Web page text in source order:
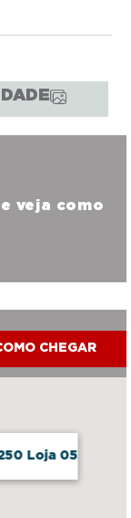
Loja 05
veja como
CHEGAR